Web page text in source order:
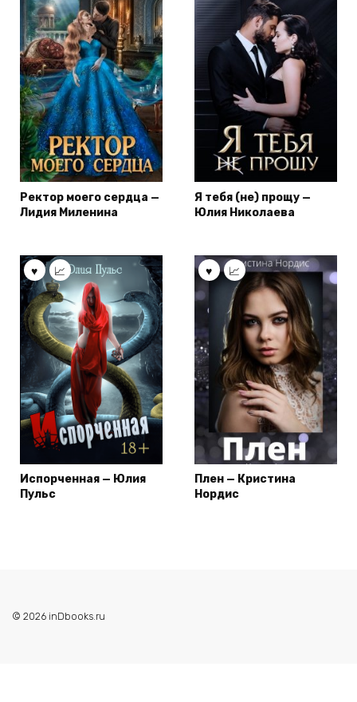
Ректор моего сердца —
Лидия Миленина
Я тебя (не) прощу —
Юлия Николаева
Испорченная — Юлия
Пульс
Плен — Кристина
Нордис
© 2026 inDbooks.ru